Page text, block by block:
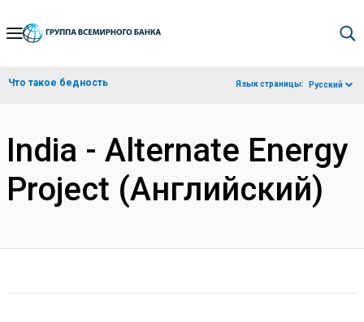
Skip
Navigation
Что такое бедность Язык страницы: Русский
India - Alternate Energy
Project (Английский)